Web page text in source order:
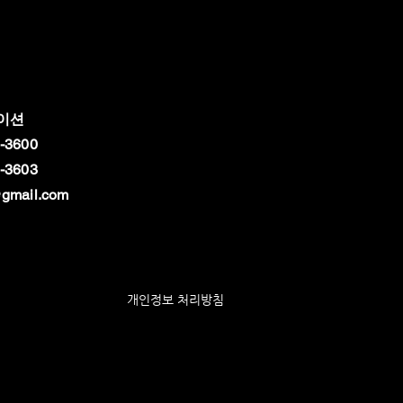
션
개인정보 처리방침